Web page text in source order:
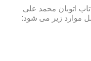
اتوبان محمد علی
موارد زیر می شود: